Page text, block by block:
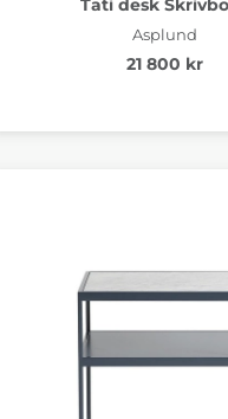
Tati desk
Asplund
21 800 kr